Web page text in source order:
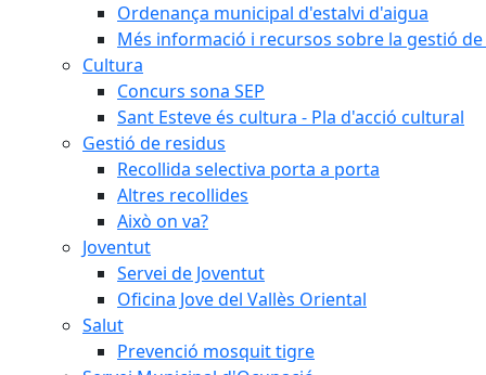
Ordenança municipal d'estalvi d'aigua
Més informació i recursos sobre la gestió
Cultura
Concurs sona SEP
Sant Esteve és cultura - Pla d'acció cultural
Gestió de residus
Recollida selectiva porta a porta
Altres recollides
Això on va?
Joventut
Servei de Joventut
Oficina Jove del Vallès Oriental
Salut
Prevenció mosquit tigre